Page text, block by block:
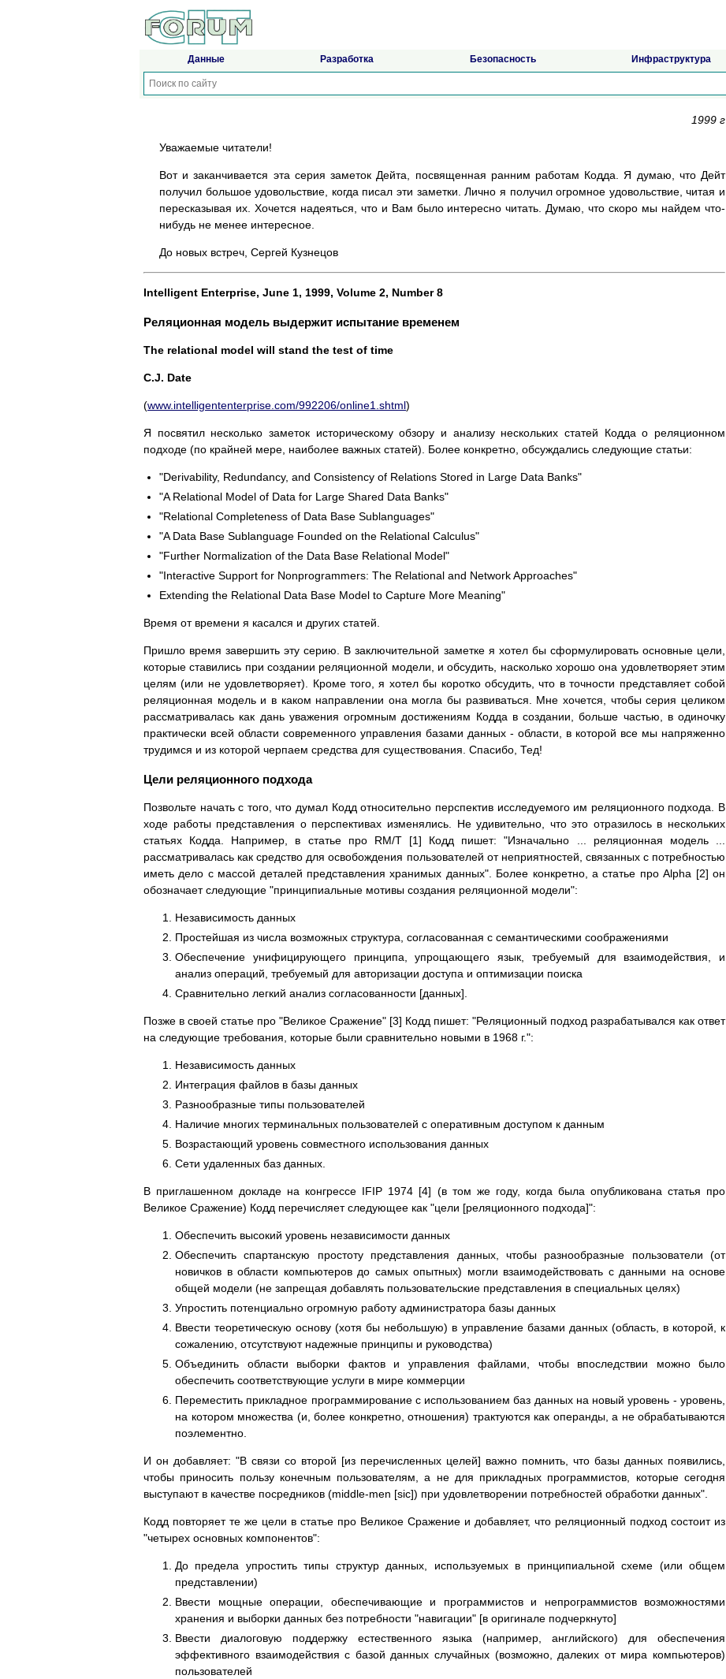
Данные Разработка Безопасность Инфраструктура
1999 г
Уважаемые читатели!
Вот и заканчивается эта серия заметок Дейта, посвященная ранним работам Кодда. Я думаю, что Дейт
получил большое удовольствие, когда писал эти заметки. Лично я получил огромное удовольствие, читая и
пересказывая их. Хочется надеяться, что и Вам было интересно читать. Думаю, что скоро мы найдем что-
нибудь не менее интересное.
До новых встреч, Сергей Кузнецов
Intelligent Enterprise, June 1, 1999, Volume 2, Number 8
Реляционная модель выдержит испытание временем
The relational model will stand the test of time
C.J. Date
(www.intelligententerprise.com/992206/online1.shtml)
Я посвятил несколько заметок историческому обзору и анализу нескольких статей Кодда о реляционном
подходе (по крайней мере, наиболее важных статей). Более конкретно, обсуждались следующие статьи:
"Derivability, Redundancy, and Consistency of Relations Stored in Large Data Banks"
"A Relational Model of Data for Large Shared Data Banks"
"Relational Completeness of Data Base Sublanguages"
"A Data Base Sublanguage Founded on the Relational Calculus"
"Further Normalization of the Data Base Relational Model"
"Interactive Support for Nonprogrammers: The Relational and Network Approaches"
Extending the Relational Data Base Model to Capture More Meaning"
Время от времени я касался и других статей.
Пришло время завершить эту серию. В заключительной заметке я хотел бы сформулировать основные цели,
которые ставились при создании реляционной модели, и обсудить, насколько хорошо она удовлетворяет этим
целям (или не удовлетворяет). Кроме того, я хотел бы коротко обсудить, что в точности представляет собой
реляционная модель и в каком направлении она могла бы развиваться. Мне хочется, чтобы серия целиком
рассматривалась как дань уважения огромным достижениям Кодда в создании, больше частью, в одиночку
практически всей области современного управления базами данных - области, в которой все мы напряженно
трудимся и из которой черпаем средства для существования. Спасибо, Тед!
Цели реляционного подхода
Позвольте начать с того, что думал Кодд относительно перспектив исследуемого им реляционного подхода. В
ходе работы представления о перспективах изменялись. Не удивительно, что это отразилось в нескольких
статьях Кодда. Например, в статье про RM/T [1] Кодд пишет: "Изначально ... реляционная модель ...
рассматривалась как средство для освобождения пользователей от неприятностей, связанных с потребностью
иметь дело с массой деталей представления хранимых данных". Более конкретно, а статье про Alpha [2] он
обозначает следующие "принципиальные мотивы создания реляционной модели":
Независимость данных
Простейшая из числа возможных структура, согласованная с семантическими соображениями
Обеспечение унифицирующего принципа, упрощающего язык, требуемый для взаимодействия, и
анализ операций, требуемый для авторизации доступа и оптимизации поиска
Сравнительно легкий анализ согласованности [данных].
Позже в своей статье про "Великое Сражение" [3] Кодд пишет: "Реляционный подход разрабатывался как ответ
на следующие требования, которые были сравнительно новыми в 1968 г.":
Независимость данных
Интеграция файлов в базы данных
Разнообразные типы пользователей
Наличие многих терминальных пользователей с оперативным доступом к данным
Возрастающий уровень совместного использования данных
Сети удаленных баз данных.
В приглашенном докладе на конгрессе IFIP 1974 [4] (в том же году, когда была опубликована статья про
Великое Сражение) Кодд перечисляет следующее как "цели [реляционного подхода]":
Обеспечить высокий уровень независимости данных
Обеспечить спартанскую простоту представления данных, чтобы разнообразные пользователи (от
новичков в области компьютеров до самых опытных) могли взаимодействовать с данными на основе
общей модели (не запрещая добавлять пользовательские представления в специальных целях)
Упростить потенциально огромную работу администратора базы данных
Ввести теоретическую основу (хотя бы небольшую) в управление базами данных (область, в которой, к
сожалению, отсутствуют надежные принципы и руководства)
Объединить области выборки фактов и управления файлами, чтобы впоследствии можно было
обеспечить соответствующие услуги в мире коммерции
Переместить прикладное программирование с использованием баз данных на новый уровень - уровень,
на котором множества (и, более конкретно, отношения) трактуются как операнды, а не обрабатываются
поэлементно.
И он добавляет: "В связи со второй [из перечисленных целей] важно помнить, что базы данных появились,
чтобы приносить пользу конечным пользователям, а не для прикладных программистов, которые сегодня
выступают в качестве посредников (middle-men [sic]) при удовлетворении потребностей обработки данных".
Кодд повторяет те же цели в статье про Великое Сражение и добавляет, что реляционный подход состоит из
"четырех основных компонентов":
До предела упростить типы структур данных, используемых в принципиальной схеме (или общем
представлении)
Ввести мощные операции, обеспечивающие и программистов и непрограммистов возможностями
хранения и выборки данных без потребности "навигации" [в оригинале подчеркнуто]
Ввести диалоговую поддержку естественного языка (например, английского) для обеспечения
эффективного взаимодействия с базой данных случайных (возможно, далеких от мира компьютеров)
пользователей